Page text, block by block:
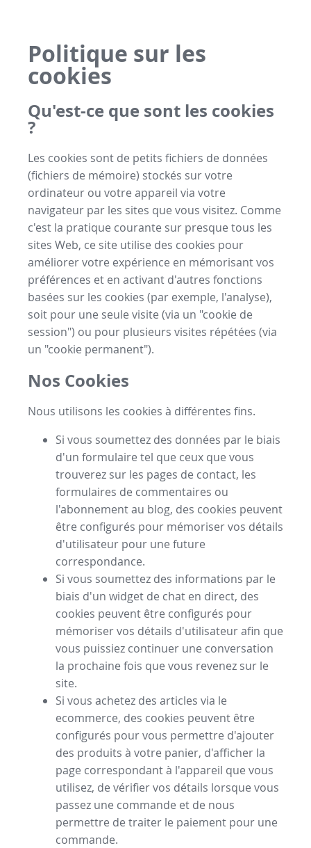
Politique sur les
cookies
Qu'est-ce que sont les cookies
?
Les cookies sont de petits fichiers de données
(fichiers de mémoire) stockés sur votre
ordinateur ou votre appareil via votre
navigateur par les sites que vous visitez. Comme
c'est la pratique courante sur presque tous les
sites Web, ce site utilise des cookies pour
améliorer votre expérience en mémorisant vos
préférences et en activant d'autres fonctions
basées sur les cookies (par exemple, l'analyse),
soit pour une seule visite (via un "cookie de
session") ou pour plusieurs visites répétées (via
un "cookie permanent").
Nos Cookies
Nous utilisons les cookies à différentes fins.
Si vous soumettez des données par le biais
d'un formulaire tel que ceux que vous
trouverez sur les pages de contact, les
formulaires de commentaires ou
l'abonnement au blog, des cookies peuvent
être configurés pour mémoriser vos détails
d'utilisateur pour une future
correspondance.
Si vous soumettez des informations par le
biais d'un widget de chat en direct, des
cookies peuvent être configurés pour
mémoriser vos détails d'utilisateur afin que
vous puissiez continuer une conversation
la prochaine fois que vous revenez sur le
site.
Si vous achetez des articles via le
ecommerce, des cookies peuvent être
configurés pour vous permettre d'ajouter
des produits à votre panier, d'afficher la
page correspondant à l'appareil que vous
utilisez, de vérifier vos détails lorsque vous
passez une commande et de nous
permettre de traiter le paiement pour une
commande.